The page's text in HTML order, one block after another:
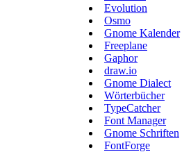
Evolution
Osmo
Gnome Kalender
Freeplane
Gaphor
draw.io
Gnome Dialect
Wörterbücher
TypeCatcher
Font Manager
Gnome Schriften
FontForge